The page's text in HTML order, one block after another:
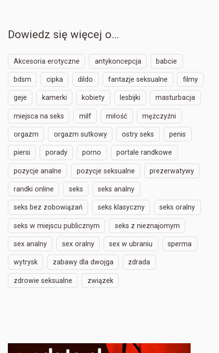
Dowiedz się więcej o…
Akcesoria erotyczne antykoncepcja babcie
bdsm cipka dildo fantazje seksualne filmy
geje kamerki kobiety lesbijki masturbacja
miejsca na seks milf miłość mężczyźni
orgazm orgazm sutkowy ostry seks penis
piersi porady porno portale randkowe
pozycje analne pozycje seksualne prezerwatywy
randki online seks seks analny
seks bez zobowiązań seks klasyczny seks oralny
seks w miejscu publicznym seks z nieznajomym
sex analny sex oralny sex w ubraniu sperma
wytrysk zabawy dla dwojga zdrada
zdrowie seksualne związek